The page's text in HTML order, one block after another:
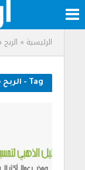
الرئيسية »
Tag - الربح من شوبيفاي